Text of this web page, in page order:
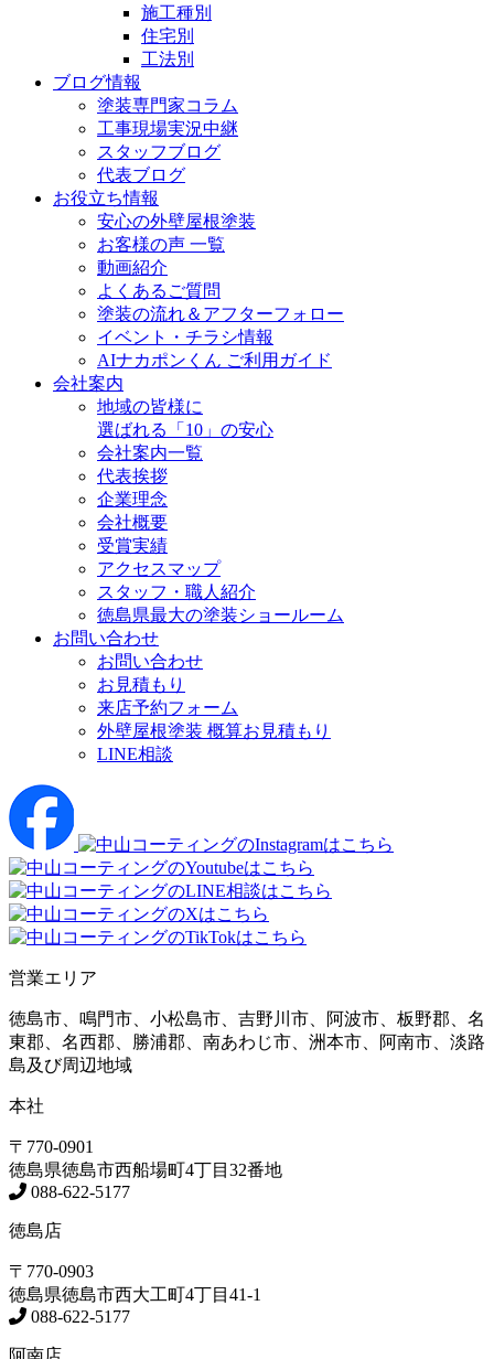
施工種別
住宅別
工法別
ブログ情報
塗装専門家コラム
工事現場実況中継
スタッフブログ
代表ブログ
お役立ち情報
安心の外壁屋根塗装
お客様の声 一覧
動画紹介
よくあるご質問
塗装の流れ＆アフターフォロー
イベント・チラシ情報
AIナカポンくん ご利用ガイド
会社案内
地域の皆様に
選ばれる「10」の安心
会社案内一覧
代表挨拶
企業理念
会社概要
受賞実績
アクセスマップ
スタッフ・職人紹介
徳島県最大の塗装ショールーム
お問い合わせ
お問い合わせ
お見積もり
来店予約フォーム
外壁屋根塗装 概算お見積もり
LINE相談
営業エリア
徳島市、鳴門市、小松島市、吉野川市、阿波市、板野郡、名
東郡、名西郡、勝浦郡、南あわじ市、洲本市、阿南市、淡路
島及び周辺地域
本社
〒770-0901
徳島県徳島市西船場町4丁目32番地
088-622-5177
徳島店
〒770-0903
徳島県徳島市西大工町4丁目41-1
088-622-5177
阿南店